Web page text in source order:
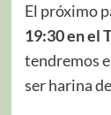
El próximo
19:30 en el
tendremos
ser harina